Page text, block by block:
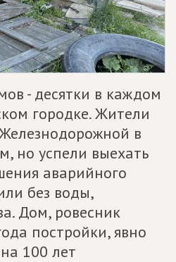
- десятки в каждом
городке. Жители
в
но успели выехать
аварийного
без воды,
Дом, ровесник
постройки, явно
100 лет